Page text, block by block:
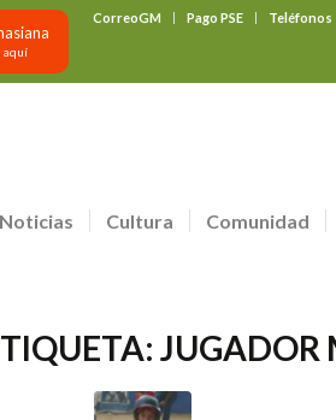
CorreoGM Pago PSE Teléfonos
aquí
Noticias Cultura Comunidad
JUGADOR